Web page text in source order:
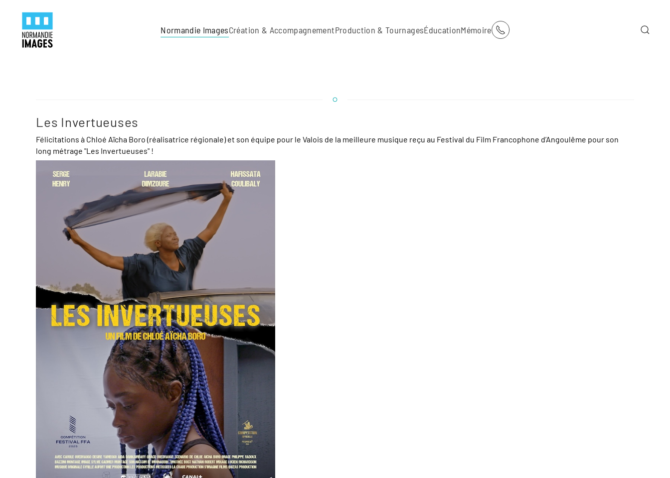
Skip to main content
Normandie ImagesCréation & AccompagnementProduction & TournagesÉducationMémoire
Les Invertueuses
Félicitations à Chloé Aïcha Boro (réalisatrice régionale) et son équipe pour le Valois de la meilleure musique reçu au Festival du Film Francophone d’Angoulême pour son
long métrage "Les Invertueuses" !